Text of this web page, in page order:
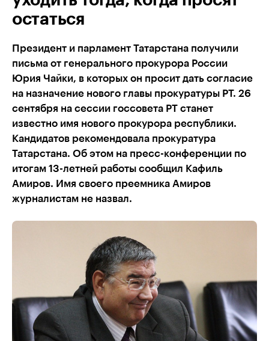
остаться
Президент и парламент Татарстана получили
письма от генерального прокурора России
Юрия Чайки, в которых он просит дать согласие
на назначение нового главы прокуратуры РТ. 26
сентября на сессии госсовета РТ станет
известно имя нового прокурора республики.
Кандидатов рекомендовала прокуратура
Татарстана. Об этом на пресс-конференции по
итогам 13-летней работы сообщил Кафиль
Амиров. Имя своего преемника Амиров
журналистам не назвал.